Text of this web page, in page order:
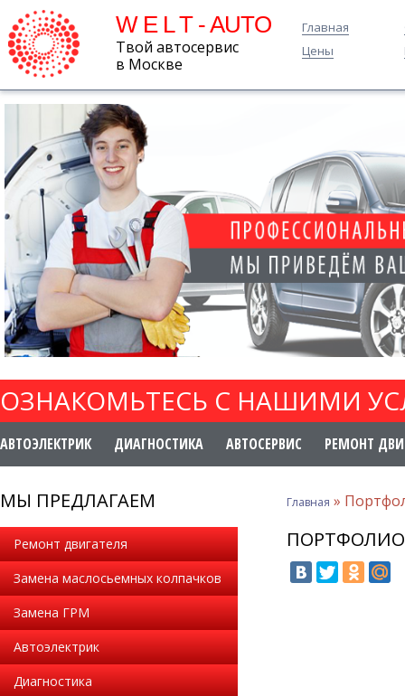
W E L T - AUTO
Твой автосервис
в Москве
Главная
Цены
ОЗНАКОМЬТЕСЬ С НАШИМИ
АВТОЭЛЕКТРИК ДИАГНОСТИКА АВТОСЕРВИС РЕМОНТ
МЫ ПРЕДЛАГАЕМ
Ремонт двигателя
Замена маслосьемных колпачков
Замена ГРМ
Автоэлектрик
Диагностика
Главная »
ПОРТФОЛИО